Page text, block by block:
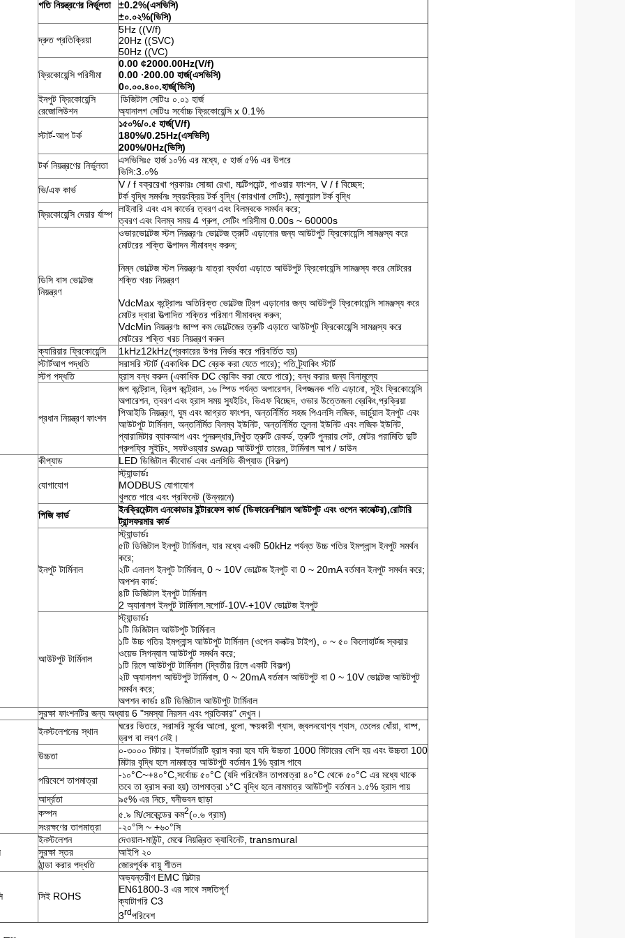
গতি নিয়ন্ত্রণের নির্ভুলতা
±0.2%(এসভিসি)
±০.০২%(ভিসি)
দ্রুত প্রতিক্রিয়া
5Hz ((V/f)
20Hz ((SVC)
50Hz ((VC)
ফ্রিকোয়েন্সি পরিসীমা
0.00 ¢2000.00Hz(V/f)
0.00 ∙200.00 হার্জ(এসভিসি)
0০.০০.৪০০.হার্জ(ভিসি)
ইনপুট ফ্রিকোয়েন্সি
রেজোলিউশন
ডিজিটাল সেটিংঃ ০.০১ হার্জ
অ্যানালগ সেটিংঃ সর্বোচ্চ ফ্রিকোয়েন্সি x 0.1%
স্টার্ট-আপ টর্ক
১৫০%/০.৫ হার্জ(V/f)
180%/0.25Hz(এসভিসি)
200%/0Hz(ভিসি)
টর্ক নিয়ন্ত্রণের নির্ভুলতা
এসভিসিঃ৫ হার্জ ১০% এর মধ্যে, ৫ হার্জ ৫% এর উপরে
ভিসি:3.০%
ভি/এফ কার্ভ
V / f বক্ররেখা প্রকারঃ সোজা রেখা, মাল্টিপয়েন্ট, পাওয়ার ফাংশন, V / f বিচ্ছেদ;
টর্ক বৃদ্ধি সমর্থনঃ স্বয়ংক্রিয় টর্ক বৃদ্ধি (কারখানা সেটিং), ম্যানুয়াল টর্ক বৃদ্ধি
ফ্রিকোয়েন্সি দেয়ার র্যাম্প লাইনারি এবং এস কার্ভের ত্বরণ এবং বিলম্বকে সমর্থন করে;
ত্বরণ এবং বিলম্ব সময় 4 গ্রুপ, সেটিং পরিসীমা 0.00s ~ 60000s
ডিসি বাস ভোল্টেজ
নিয়ন্ত্রণ
ওভারভোল্টেজ স্টল নিয়ন্ত্রণঃ ভোল্টেজ ত্রুটি এড়ানোর জন্য আউটপুট ফ্রিকোয়েন্সি সামঞ্জস্য করে
মোটরের শক্তি উত্পাদন সীমাবদ্ধ করুন;
নিম্ন ভোল্টেজ স্টল নিয়ন্ত্রণঃ যাত্রা ব্যর্থতা এড়াতে আউটপুট ফ্রিকোয়েন্সি সামঞ্জস্য করে মোটরের
শক্তি খরচ নিয়ন্ত্রণ
VdcMax কন্ট্রোলঃ অতিরিক্ত ভোল্টেজ ট্রিপ এড়ানোর জন্য আউটপুট ফ্রিকোয়েন্সি সামঞ্জস্য করে
মোটর দ্বারা উত্পাদিত শক্তির পরিমাণ সীমাবদ্ধ করুন;
VdcMin নিয়ন্ত্রণঃ জাম্প কম ভোল্টেজের ত্রুটি এড়াতে আউটপুট ফ্রিকোয়েন্সি সামঞ্জস্য করে
মোটরের শক্তি খরচ নিয়ন্ত্রণ করুন
ক্যারিয়ার ফ্রিকোয়েন্সি
1kHz12kHz(প্রকারের উপর নির্ভর করে পরিবর্তিত হয়)
স্টার্টআপ পদ্ধতি
সরাসরি স্টার্ট (একাধিক DC ব্রেক করা যেতে পারে); গতি ট্র্যাকিং স্টার্ট
স্টপ পদ্ধতি
হ্রাস বন্ধ করুন (একাধিক DC ব্রেকিং করা যেতে পারে); বন্ধ করার জন্য বিনামূল্যে
প্রধান নিয়ন্ত্রণ ফাংশন
জগ কন্ট্রোল, ড্রিপ কন্ট্রোল, ১৬ স্পিড পর্যন্ত অপারেশন, বিপজ্জনক গতি এড়ানো, সুইং ফ্রিকোয়েন্সি
অপারেশন, ত্বরণ এবং হ্রাস সময় স্যুইচিং, ভিএফ বিচ্ছেদ, ওভার উত্তেজনা ব্রেকিং,প্রক্রিয়া
পিআইডি নিয়ন্ত্রণ, ঘুম এবং জাগ্রত ফাংশন, অন্তর্নির্মিত সহজ পিএলসি লজিক, ভার্চুয়াল ইনপুট এবং
আউটপুট টার্মিনাল, অন্তর্নির্মিত বিলম্ব ইউনিট, অন্তর্নির্মিত তুলনা ইউনিট এবং লজিক ইউনিট,
প্যারামিটার ব্যাকআপ এবং পুনরুদ্ধার,নিখুঁত ত্রুটি রেকর্ড, ত্রুটি পুনরায় সেট, মোটর পরামিতি দুটি
গ্রুপফ্রি সুইচিং, সফটওয়্যার swap আউটপুট তারের, টার্মিনাল আপ / ডাউন
কীপ্যাড LED ডিজিটাল কীবোর্ড এবং এলসিডি কীপ্যাড (বিকল্প)
যোগাযোগ
স্ট্যান্ডার্ডঃ
MODBUS যোগাযোগ
খুলতে পারে এবং প্রফিনেট (উন্নয়নে)
পিজি কার্ড
ইনক্রিমেন্টাল এনকোডার ইন্টারফেস কার্ড (ডিফারেনশিয়াল আউটপুট এবং ওপেন কালেক্টর),রোটারি
ট্রান্সফরমার কার্ড
ইনপুট টার্মিনাল
স্ট্যান্ডার্ডঃ
৫টি ডিজিটাল ইনপুট টার্মিনাল, যার মধ্যে একটি 50kHz পর্যন্ত উচ্চ গতির ইমপ্লান্স ইনপুট সমর্থন
করে;
২টি এনালগ ইনপুট টার্মিনাল, 0 ~ 10V ভোল্টেজ ইনপুট বা 0 ~ 20mA বর্তমান ইনপুট সমর্থন করে;
অপশন কার্ড:
৪টি ডিজিটাল ইনপুট টার্মিনাল
2 অ্যানালগ ইনপুট টার্মিনাল.সপোর্ট-10V-+10V ভোল্টেজ ইনপুট
আউটপুট টার্মিনাল
স্ট্যান্ডার্ডঃ
১টি ডিজিটাল আউটপুট টার্মিনাল
১টি উচ্চ গতির ইমপ্লান্স আউটপুট টার্মিনাল (ওপেন কলক্টর টাইপ), ০ ~ ৫০ কিলোহার্টজ স্কয়ার
ওয়েভ সিগন্যাল আউটপুট সমর্থন করে;
১টি রিলে আউটপুট টার্মিনাল (দ্বিতীয় রিলে একটি বিকল্প)
২টি অ্যানালগ আউটপুট টার্মিনাল, 0 ~ 20mA বর্তমান আউটপুট বা 0 ~ 10V ভোল্টেজ আউটপুট
সমর্থন করে;
অপশন কার্ডঃ ৪টি ডিজিটাল আউটপুট টার্মিনাল
সুরক্ষা ফাংশনটির জন্য অধ্যায় 6 "সমস্যা নিরসন এবং প্রতিকার" দেখুন।
ইনস্টলেশনের স্থান
ঘরের ভিতরে, সরাসরি সূর্যের আলো, ধুলো, ক্ষয়কারী গ্যাস, জ্বলনযোগ্য গ্যাস, তেলের ধোঁয়া, বাষ্প,
ড্রপ বা লবণ নেই।
উচ্চতা
০-৩০০০ মিটার। ইনভার্টারটি হ্রাস করা হবে যদি উচ্চতা 1000 মিটারের বেশি হয় এবং উচ্চতা 100
মিটার বৃদ্ধি হলে নামমাত্র আউটপুট বর্তমান 1% হ্রাস পাবে
পরিবেশে তাপমাত্রা
-১০°C~+৪০°C,সর্বোচ্চ ৫০°C (যদি পরিবেষ্টন তাপমাত্রা ৪০°C থেকে ৫০°C এর মধ্যে থাকে
তবে তা হ্রাস করা হয়) তাপমাত্রা ১°C বৃদ্ধি হলে নামমাত্র আউটপুট বর্তমান ১.৫% হ্রাস পায়
আর্দ্রতা
৯৫% এর নিচে, ঘনীভবন ছাড়া
কম্পন
৫.৯ মি/সেকেন্ডের কম2(০.৬ গ্রাম)
সংরক্ষণের তাপমাত্রা
-২০°সি ~ +৬০°সি
ইনস্টলেশন
দেওয়াল-মাউন্ট, মেঝে নিয়ন্ত্রিত ক্যাবিনেট, transmural
সুরক্ষা স্তর
আইপি ২০
ঠান্ডা করার পদ্ধতি
জোরপূর্বক বায়ু শীতল
সিই ROHS
অভ্যন্তরীণ EMC ফিল্টার
EN61800-3 এর সাথে সঙ্গতিপূর্ণ
ক্যাটাগরি C3
3rdপরিবেশ